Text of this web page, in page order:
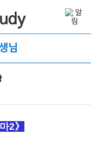
님
2》